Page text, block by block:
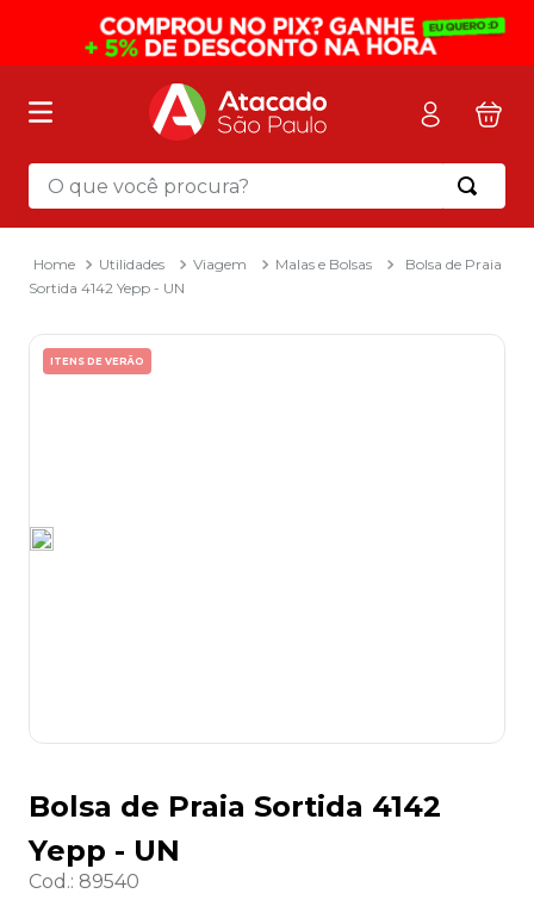
O que você procura?
Utilidades Viagem Malas e Bolsas
Bolsa de Praia
Sortida 4142 Yepp - UN
ITENS DE VERÃO
Bolsa de Praia Sortida 4142
Yepp - UN
Cod.: 89540
Termos mais buscados
mochila
2º sacola
3º mala
8